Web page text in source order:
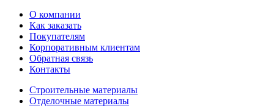
О компании
Как заказать
Покупателям
Корпоративным клиентам
Обратная связь
Контакты
Строительные материалы
Отделочные материалы